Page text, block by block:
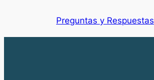
contenido
Preguntas y Respuestas